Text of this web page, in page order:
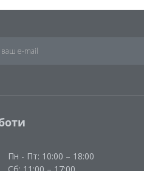
Пн - Пт: 10:00 – 18:00